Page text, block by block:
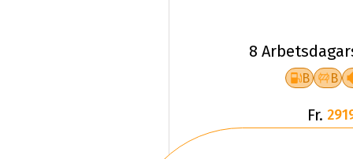
B B
Fr.